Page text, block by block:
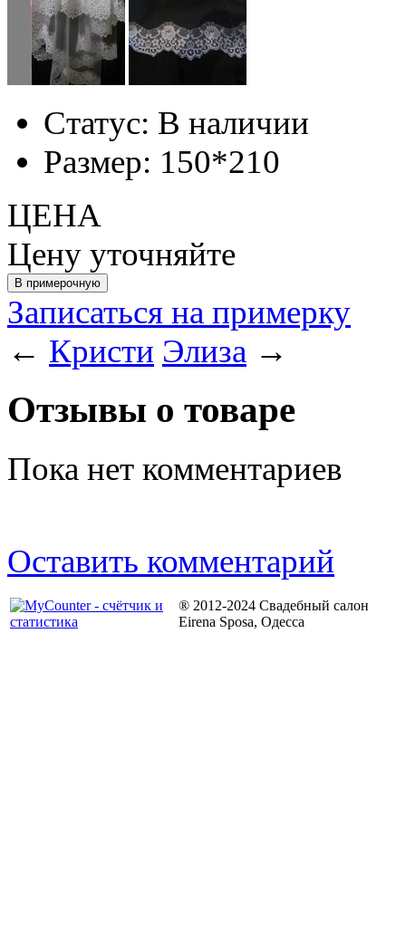
Статус: В наличии
Размер: 150*210
ЦЕНА
Цену уточняйте
Записаться на примерку
← Кристи Элиза →
Отзывы о товаре
Пока нет комментариев
Оставить комментарий
® 2012-2024 Свадебный салон
Eirena Sposa, Одесса